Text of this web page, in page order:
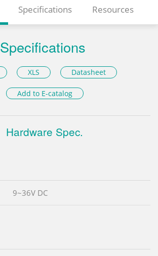
Specifications Resources
Specifications
XLS Datasheet
Add to E-catalog
Hardware Spec.
9~36V DC